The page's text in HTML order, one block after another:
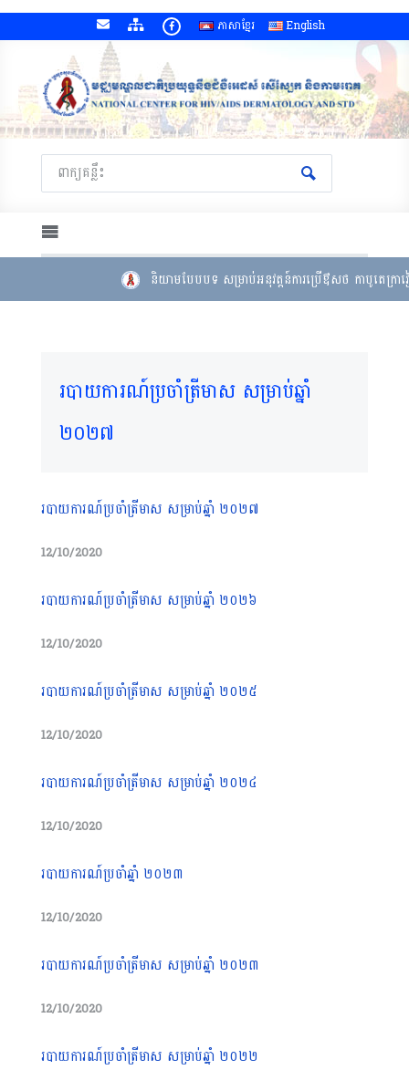
ភាសាខ្មែរ English
និយាមបែបបទ សម្រាប់អនុវត្តន៍ការប្រើឳសថ កាបូតេក្រាវ
របាយការណ៍ប្រចាំត្រីមាស សម្រាប់ឆ្នាំ
២០២៧
របាយការណ៍ប្រចាំត្រីមាស សម្រាប់ឆ្នាំ ២០២៧
12/10/2020
របាយការណ៍ប្រចាំត្រីមាស សម្រាប់ឆ្នាំ ២០២៦
12/10/2020
របាយការណ៍ប្រចាំត្រីមាស សម្រាប់ឆ្នាំ ២០២៥
12/10/2020
របាយការណ៍ប្រចាំត្រីមាស សម្រាប់ឆ្នាំ ២០២៤
12/10/2020
របាយការណ៍ប្រចាំឆ្នាំ ២០២៣
12/10/2020
របាយការណ៍ប្រចាំត្រីមាស សម្រាប់ឆ្នាំ ២០២៣
12/10/2020
របាយការណ៍ប្រចាំត្រីមាស សម្រាប់ឆ្នាំ ២០២២